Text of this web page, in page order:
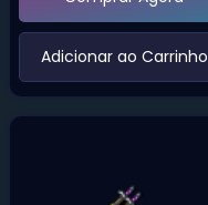
‌Adicionar ao Carrinho‌